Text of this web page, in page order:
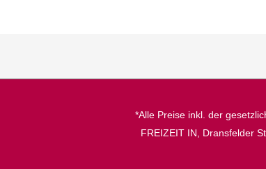
*Alle Preise inkl. der
FREIZEIT IN, Dransfelder